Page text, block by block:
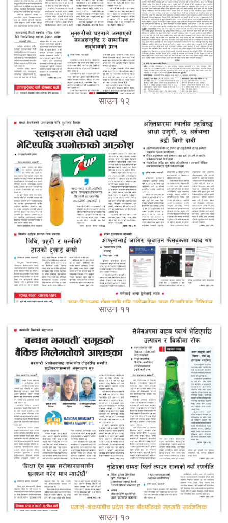
साउन १२
साउन ११
साउन १०